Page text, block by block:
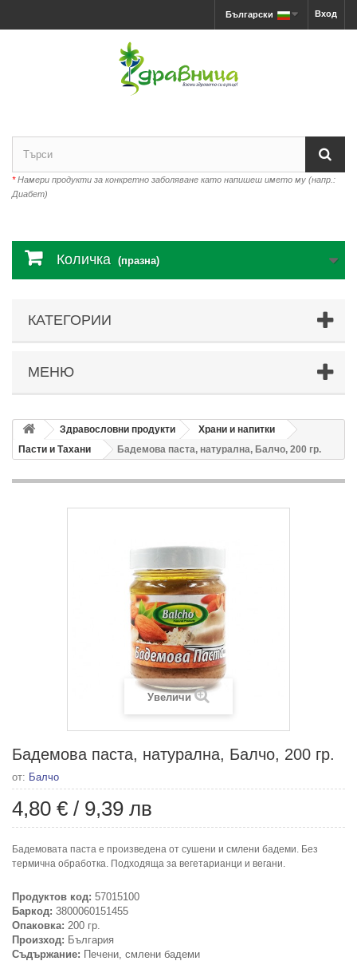
Вход
Български
*Намери продукти за конкретно заболяване като напишеш името му (напр.:
Диабет)
Количка (празна)
КАТЕГОРИИ
МЕНЮ
Здравословни продукти
Храни и напитки
Пасти и Тахани
Бадемова паста, натурална, Балчо, 200 гр.
Увеличи
Бадемова паста, натурална, Балчо, 200 гр.
от: Балчо
4,80 € / 9,39 лв
Бадемовата паста е произведена от сушени и смлени бадеми. Без
термична обработка. Подходяща за вегетарианци и вегани.
Продуктов код: 57015100
Баркод: 3800060151455
Опаковка: 200 гр.
Произход: България
Съдържание: Печени, смлени бадеми